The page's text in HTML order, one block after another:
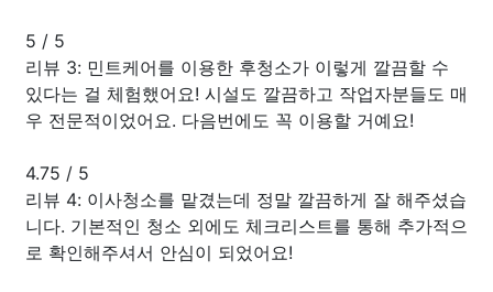
5 / 5
리뷰 3: 민트케어를 이용한 후청소가 이렇게 깔끔할 수
있다는 걸 체험했어요! 시설도 깔끔하고 작업자분들도 매
우 전문적이었어요. 다음번에도 꼭 이용할 거예요!
4.75 / 5
리뷰 4: 이사청소를 맡겼는데 정말 깔끔하게 잘 해주셨습
니다. 기본적인 청소 외에도 체크리스트를 통해 추가적으
로 확인해주셔서 안심이 되었어요!